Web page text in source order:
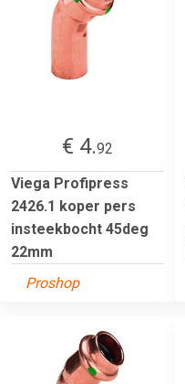
€ 4.92
Viega Profipress
2426.1 koper pers
insteekbocht 45deg
22mm
Proshop